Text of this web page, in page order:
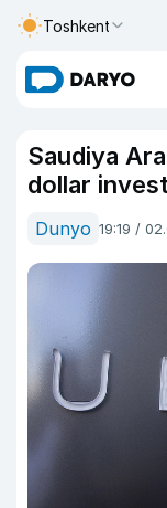
Toshkent
Saudiya
dollar
Dunyo 19:19 /